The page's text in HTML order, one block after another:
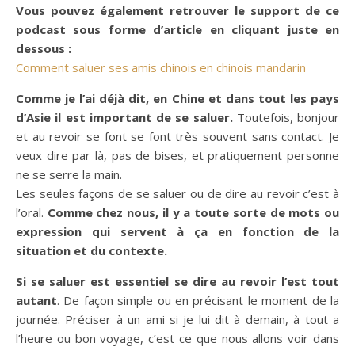
Vous pouvez également retrouver le support de ce
podcast sous forme d’article en cliquant juste en
dessous :
Comment saluer ses amis chinois en chinois mandarin
Comme je l’ai déjà dit, en Chine et dans tout les pays
d’Asie il est important de se saluer.Toutefois, bonjour
et au revoir se font se font très souvent sans contact. Je
veux dire par là, pas de bises, et pratiquement personne
ne se serre la main.
Les seules façons de se saluer ou de dire au revoir c’est à
l’oral. Comme chez nous, il y a toute sorte de mots ou
expression qui servent à ça en fonction de la
situation et du contexte.
Si se saluer est essentiel se dire au revoir l’est tout
autant. De façon simple ou en précisant le moment de la
journée. Préciser à un ami si je lui dit à demain, à tout a
l’heure ou bon voyage, c’est ce que nous allons voir dans